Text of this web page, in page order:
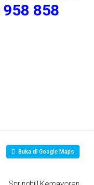
958 858
Buka di Google Maps